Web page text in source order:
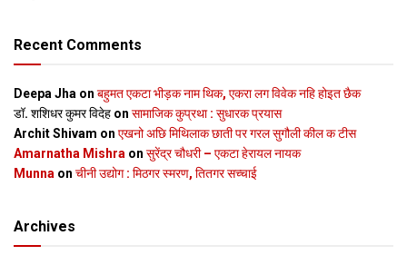
Recent Comments
Deepa Jha on बहुमत एकटा भीड़क नाम थिक, एकरा लग विवेक नहि होइत छैक
डॉ. शशिधर कुमर विदेह on सामाजिक कुप्रथा : सुधारक प्रयास
Archit Shivam on एखनो अछि मिथिलाक छाती पर गरल सुगौली कील क टीस
Amarnatha Mishra on सुरेंद्र चौधरी – एकटा हेरायल नायक
Munna on चीनी उद्योग : मिठगर स्‍मरण, तितगर सच्‍चाई
Archives